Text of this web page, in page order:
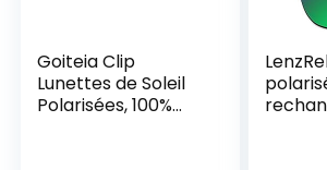
Goiteia Clip
Lunettes de Soleil
Polarisées, 100%